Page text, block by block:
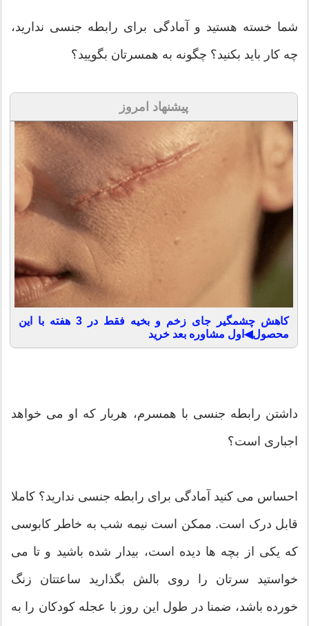
شما خسته هستید و آمادگی برای رابطه جنسی ندارید،
چه کار باید بکنید؟ چگونه به همسرتان بگویید؟
پیشنهاد امروز
کاهش چشمگیر جای زخم و بخیه فقط در 3 هفته با این
محصول◀اول مشاوره بعد خرید
داشتن رابطه جنسی با همسرم، هربار که او می خواهد
اجباری است؟
احساس می کنید آمادگی برای رابطه جنسی ندارید؟ کاملا
قابل درک است. ممکن است نیمه شب به خاطر کابوسی
که یکی از بچه ها دیده است، بیدار شده باشید و تا می
خواستید سرتان را روی بالش بگذارید ساعتتان زنگ
خورده باشد، ضمنا در طول این روز با عجله کودکان را به